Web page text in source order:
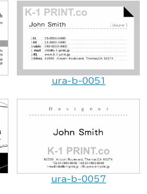
ura-b-0051
ura-b-0057